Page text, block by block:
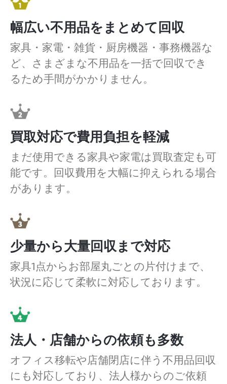
幅広い不用品をまとめて回収
家具・家電・雑貨・厨房機器・事務機器な
ど、さまざまな不用品を一括で回収でき
るため手間がかかりません。
買取対応で費用負担を軽減
まだ使用できる家具や家電は買取査定も可
能です。回収費用を大幅に抑えられる場合
があります。
少量から大量回収まで対応
家具1点からお部屋丸ごとの片付けまで、
状況に応じて柔軟に対応しております。
法人・店舗からの依頼も多数
オフィス移転や店舗閉店に伴う不用品回収
にも対応しており、法人様からのご依頼